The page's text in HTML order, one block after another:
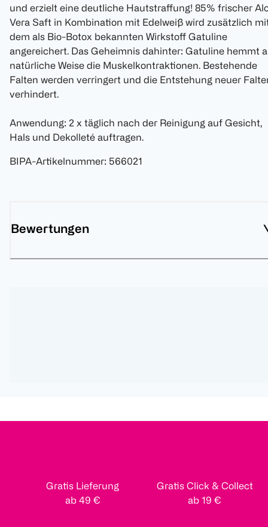
und erzielt eine deutliche Hautstraffung! 85% frischer
Vera Saft in Kombination mit Edelweiß wird zusätzlich
dem als Bio-Botox bekannten Wirkstoff Gatuline
angereichert. Das Geheimnis dahinter: Gatuline hemmt
natürliche Weise die Muskelkontraktionen. Bestehende
Falten werden verringert und die Entstehung neuer
verhindert.
Anwendung: 2 x täglich nach der Reinigung auf Gesicht,
Hals und Dekolleté auftragen.
BIPA-Artikelnummer: 566021
Bewertungen
Gratis Lieferung
ab 49 €
Gratis Click & Collect
ab 19 €